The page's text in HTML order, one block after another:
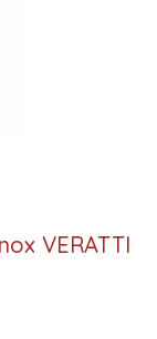
VERATTI